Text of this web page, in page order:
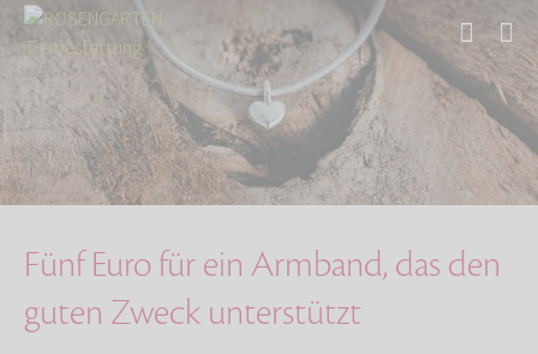
Start Über uns
Aktuelles
Fünf Euro für ein Armband, das den guten Zwec…
Fünf Euro für ein Armband, das den
guten Zweck unterstützt